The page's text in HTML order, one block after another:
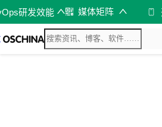
研发效能 媒体矩阵